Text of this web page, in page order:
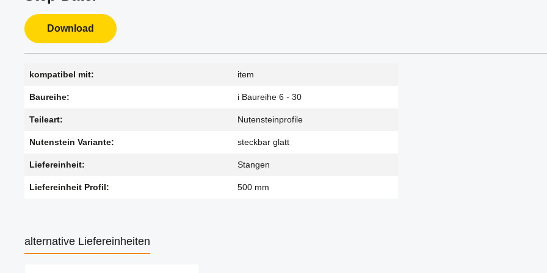
Download
kompatibel mit: item
Baureihe: i Baureihe 6 - 30
Teileart: Nutensteinprofile
Nutenstein Variante: steckbar glatt
Liefereinheit: Stangen
Liefereinheit Profil: 500 mm
alternative Liefereinheiten